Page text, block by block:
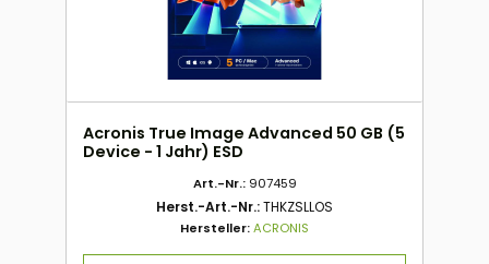
Acronis True Image Advanced 50 GB (5
Device - 1 Jahr) ESD
Art.-Nr.: 907459
Herst.-Art.-Nr.:THKZSLLOS
Hersteller:ACRONIS